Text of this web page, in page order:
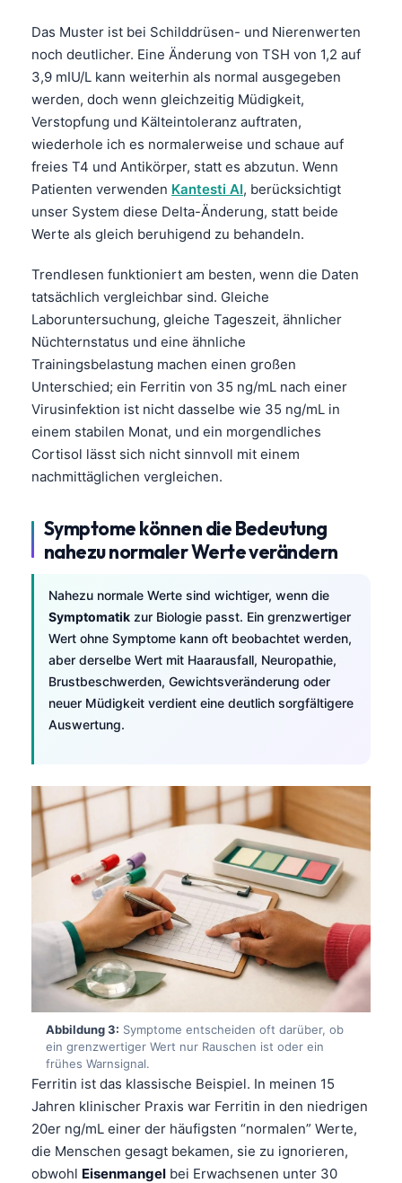
Das Muster ist bei Schilddrüsen- und Nierenwerten
noch deutlicher. Eine Änderung von TSH von 1,2 auf
3,9 mIU/L kann weiterhin als normal ausgegeben
werden, doch wenn gleichzeitig Müdigkeit,
Verstopfung und Kälteintoleranz auftraten,
wiederhole ich es normalerweise und schaue auf
freies T4 und Antikörper, statt es abzutun. Wenn
Patienten verwenden Kantesti AI, berücksichtigt
unser System diese Delta-Änderung, statt beide
Werte als gleich beruhigend zu behandeln.
Trendlesen funktioniert am besten, wenn die Daten
tatsächlich vergleichbar sind. Gleiche
Laboruntersuchung, gleiche Tageszeit, ähnlicher
Nüchternstatus und eine ähnliche
Trainingsbelastung machen einen großen
Unterschied; ein Ferritin von 35 ng/mL nach einer
Virusinfektion ist nicht dasselbe wie 35 ng/mL in
einem stabilen Monat, und ein morgendliches
Cortisol lässt sich nicht sinnvoll mit einem
nachmittäglichen vergleichen.
Symptome können die Bedeutung
nahezu normaler Werte verändern
Nahezu normale Werte sind wichtiger, wenn die
Symptomatik zur Biologie passt. Ein grenzwertiger
Wert ohne Symptome kann oft beobachtet werden,
aber derselbe Wert mit Haarausfall, Neuropathie,
Brustbeschwerden, Gewichtsveränderung oder
neuer Müdigkeit verdient eine deutlich sorgfältigere
Auswertung.
Abbildung 3: Symptome entscheiden oft darüber, ob
ein grenzwertiger Wert nur Rauschen ist oder ein
frühes Warnsignal.
Ferritin ist das klassische Beispiel. In meinen 15
Jahren klinischer Praxis war Ferritin in den niedrigen
20er ng/mL einer der häufigsten “normalen” Werte,
die Menschen gesagt bekamen, sie zu ignorieren,
obwohl Eisenmangel bei Erwachsenen unter 30